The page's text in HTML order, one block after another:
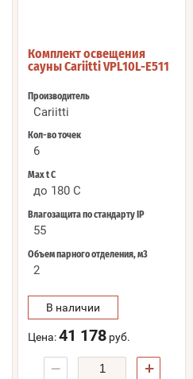
Комплект освещения
сауны Cariitti VPL10L-E511
Производитель
Cariitti
Кол-во точек
6
Max t С
до 180 C
Влагозащита по стандарту IP
55
Объем парного отделения, м3
2
В наличии
Цена:41 178 руб.
− +